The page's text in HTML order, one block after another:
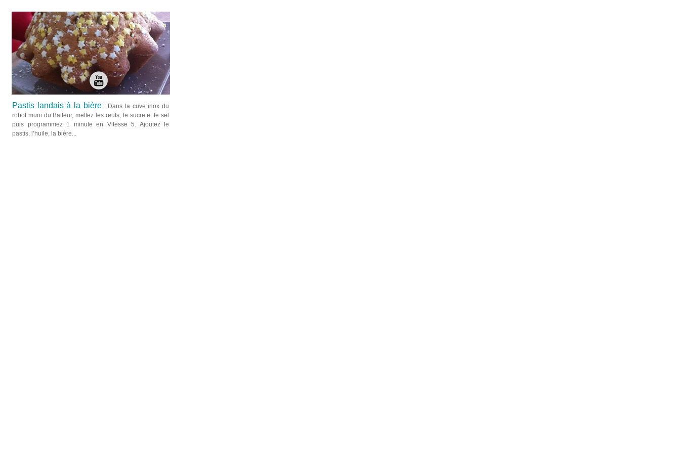
Pastis landais à la bière: Dans la cuve inox du
robot muni du Batteur, mettez les œufs, le sucre et le sel
puis programmez 1 minute en Vitesse 5. Ajoutez le
pastis, l’huile, la bière...